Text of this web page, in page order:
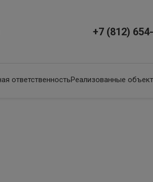
+7 (812)
ответственностьРеализованные